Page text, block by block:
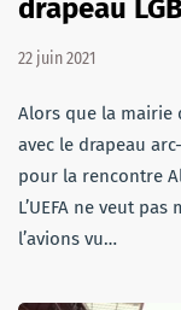
drapeau
22 juin 2021
Alors que la mairie
avec le drapeau
pour la rencontre
L’UEFA ne veut
l’avions vu…